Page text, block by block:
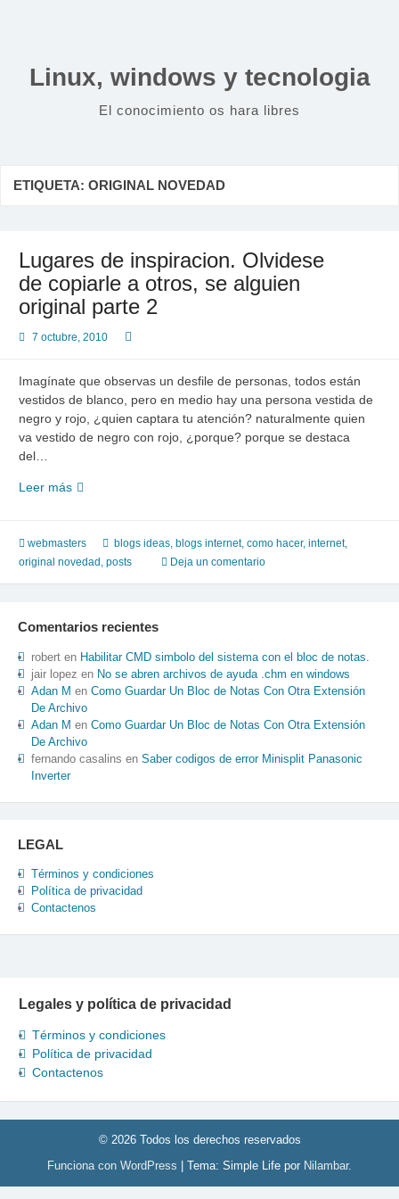
Linux, windows y tecnologia
El conocimiento os hara libres
ETIQUETA: ORIGINAL NOVEDAD
Lugares de inspiracion. Olvidese
de copiarle a otros, se alguien
original parte 2
7 octubre, 2010
Imagínate que observas un desfile de personas, todos están
vestidos de blanco, pero en medio hay una persona vestida de
negro y rojo, ¿quien captara tu atención? naturalmente quien
va vestido de negro con rojo, ¿porque? porque se destaca
del…
Leer másLugares
Olvidese
de
copiarle
se
alguien
original
parte
2
webmasters blogs ideas, blogs internet, como hacer, internet,
original novedad , posts Deja un comentario
Comentarios recientes
roberten Habilitar CMD simbolo del sistema con el bloc de notas.
jair lopez en No se abren archivos de ayuda .chm en windows
Adan M en Como Guardar Un Bloc de Notas Con Otra Extensión
De Archivo
Adan M en Como Guardar Un Bloc de Notas Con Otra Extensión
De Archivo
fernando casalins en Saber codigos de error Minisplit Panasonic
Inverter
LEGAL
Términos y condiciones
Política de privacidad
Contactenos
Legales y política de privacidad
Términos y condiciones
Política de privacidad
Contactenos
© 2026 Todos los derechos reservados
Funciona con WordPress
Tema: Simple Life por Nilambar.